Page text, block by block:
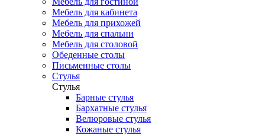
Мебель для кабинета
Мебель для прихожей
Мебель для спальни
Мебель для столовой
Обеденные столы
Письменные столы
Стулья
Стулья
Барные стулья
Бархатные стулья
Велюровые стулья
Кожаные стулья